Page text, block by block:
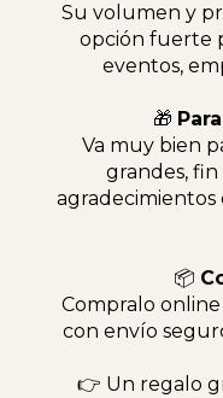
Su volumen y
opción fuerte
eventos,
🎁
Va muy bien
grandes,
📦
Compralo online
con envío
👉 Un regalo